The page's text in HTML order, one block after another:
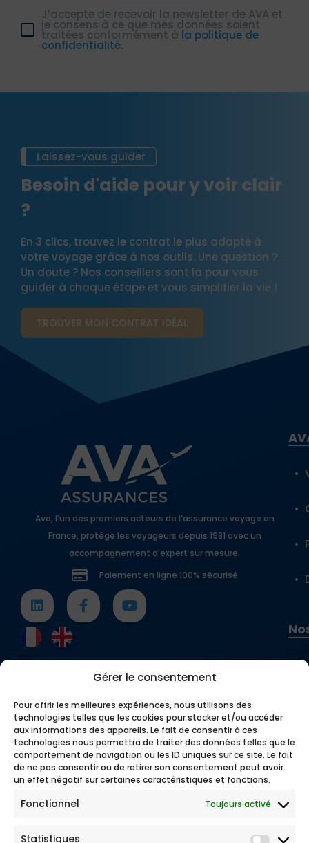
Gérer le consentement
Pour offrir les meilleures expériences, nous utilisons des
technologies telles que les cookies pour stocker et/ou accéder
aux informations des appareils. Le fait de consentir à ces
technologies nous permettra de traiter des données telles que le
comportement de navigation ou les ID uniques sur ce site. Le fait
de ne pas consentir ou de retirer son consentement peut avoir
un effet négatif sur certaines caractéristiques et fonctions.
Fonctionnel Toujours activé
Statistiques
J’accepte de recevoir la newsletter de AVA et
je consens à ce que mes données soient
traitées conformément à la politique de
confidentialité.
Laissez-vous guider
Besoin d'aide pour y voir clair
?
En 3 clics, trouvez le contrat le plus adapté à
votre voyage grâce à nos outils. Une question ?
Un doute ? Nos conseillers sont là pour vous
guider à chaque étape et vous simplifier la vie !
TROUVER MON CONTRAT​ IDÉAL
Ava, l’un des premiers acteurs de l’assurance voyage en
France, protège les voyageurs depuis 1981 avec un
accompagnement d’expert sur mesure.
Paiement en ligne 100% sécurisé